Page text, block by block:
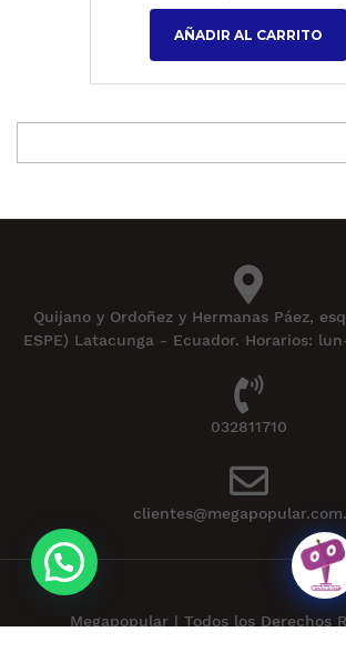
AÑADIR AL CARRITO
Quijano y Ordoñez y Hermanas Páez,
ESPE) Latacunga - Ecuador. Horarios:
032811710
Megapopular | Todos los Derechos